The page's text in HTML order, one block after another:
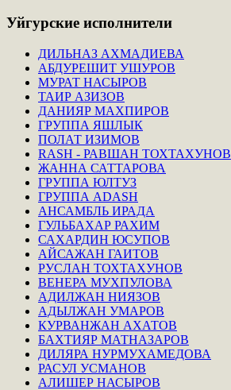
Уйгурские исполнители
ДИЛЬНАЗ АХМАДИЕВА
АБДУРЕШИТ УШУРОВ
МУРАТ НАСЫРОВ
ТАИР АЗИЗОВ
ДАНИЯР МАХПИРОВ
ГРУППА ЯШЛЫК
ПОЛАТ ИЗИМОВ
RASH - РАВШАН ТОХТАХУНОВ
ЖАННА САТТАРОВА
ГРУППА ЮЛТУЗ
ГРУППА ADASH
АНСАМБЛЬ ИРАДА
ГУЛЬБАХАР РАХИМ
САХАРДИН ЮСУПОВ
АЙСАЖАН ГАИТОВ
РУСЛАН ТОХТАХУНОВ
ВЕНЕРА МУХПУЛОВА
АДИЛЖАН НИЯЗОВ
АДЫЛЖАН УМАРОВ
КУРВАНЖАН АХАТОВ
БАХТИЯР МАТНАЗАРОВ
ДИЛЯРА НУРМУХАМЕДОВА
РАСУЛ УСМАНОВ
АЛИШЕР НАСЫРОВ